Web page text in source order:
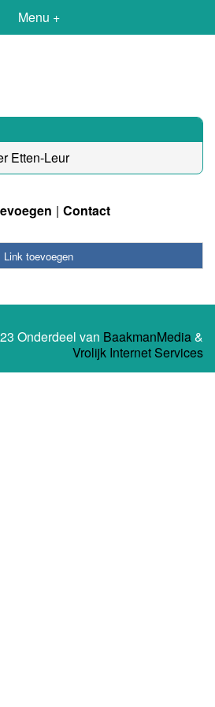
Menu +
Etten-Leur
Contact
Link toevoegen
Onderdeel van BaakmanMedia&
Vrolijk Internet Services